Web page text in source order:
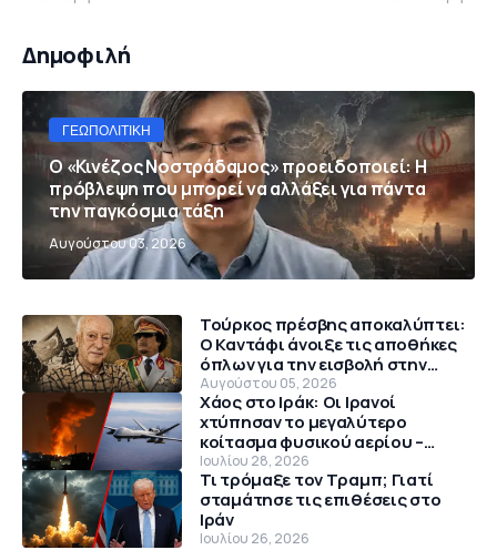
Δημοφιλή
ΓΕΩΠΟΛΙΤΙΚΉ
Ο «Κινέζος Νοστράδαμος» προειδοποιεί: Η
πρόβλεψη που μπορεί να αλλάξει για πάντα
την παγκόσμια τάξη
Αυγούστου 03, 2026
Τούρκος πρέσβης αποκαλύπτει:
Ο Καντάφι άνοιξε τις αποθήκες
όπλων για την εισβολή στην
Κύπρο το 1974
Αυγούστου 05, 2026
Χάος στο Ιράκ: Οι Ιρανοί
χτύπησαν το μεγαλύτερο
κοίτασμα φυσικού αερίου –
Θρίλερ με αμερικανικό MQ-9
Reaper
Ιουλίου 28, 2026
Τι τρόμαξε τον Τραμπ; Γιατί
σταμάτησε τις επιθέσεις στο
Ιράν
Ιουλίου 26, 2026